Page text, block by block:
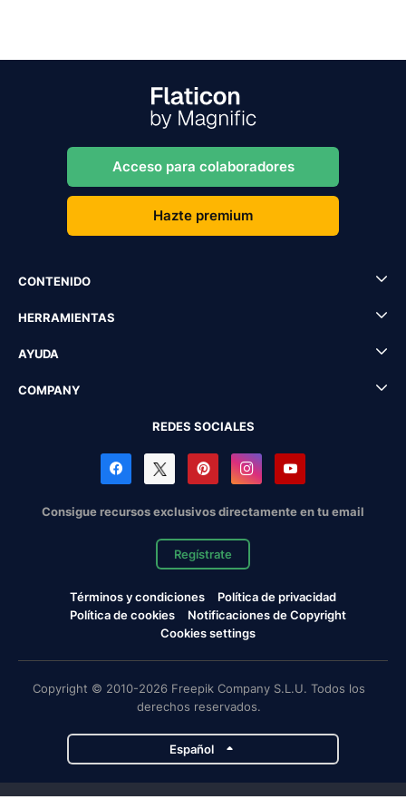
Acceso para colaboradores
Hazte premium
CONTENIDO
HERRAMIENTAS
AYUDA
COMPANY
REDES SOCIALES
Consigue recursos exclusivos directamente en tu email
Regístrate
Términos y condiciones
Política de privacidad
Política de cookies
Notificaciones de Copyright
Cookies settings
Copyright © 2010-2026 Freepik Company S.L.U. Todos los
derechos reservados.
Español